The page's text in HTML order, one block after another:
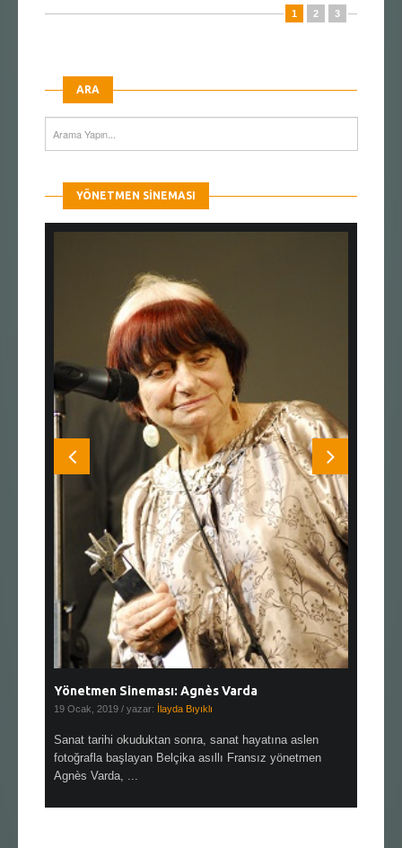
1 2 3
ARA
YÖNETMEN SINEMASI
Yönetmen Sineması: Agnès Varda
19 Ocak, 2019 / yazar: İlayda Bıyıklı
Sanat tarihi okuduktan sonra, sanat hayatına aslen
fotoğrafla başlayan Belçika asıllı Fransız yönetmen
Agnès Varda, ...